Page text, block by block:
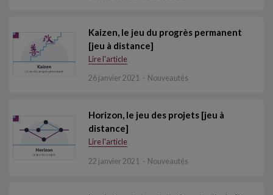
Kaizen, le jeu du progrès permanent
[jeu à distance]
Lire l'article
26 janvier 2021 Nouveautés
Horizon, le jeu des projets [jeu à
distance]
Lire l'article
22 janvier 2021 Nouveautés